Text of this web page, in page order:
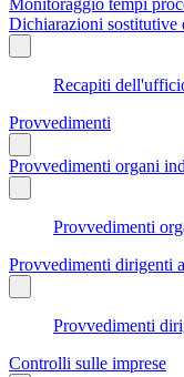
Dichiarazioni sostitutive
Recapiti
Provvedimenti
Provvedimenti organi
Provvedimenti
Provvedimenti dirigenti
Provvedimenti
Controlli sulle imprese